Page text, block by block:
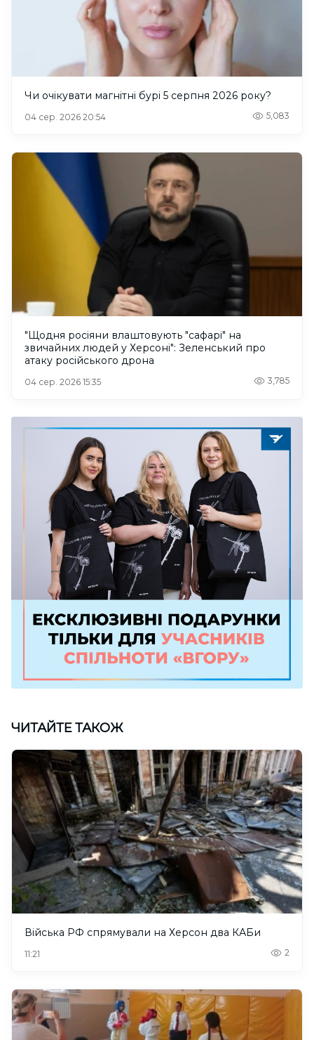
Чи очікувати магнітні бурі 5 серпня 2026 року?
04 сер. 2026 20:54 5,083
"Щодня росіяни влаштовують "сафарі" на
звичайних людей у Херсоні": Зеленський про
атаку російського дрона
04 сер. 2026 15:35 3,785
ЧИТАЙТЕ ТАКОЖ
Війська РФ спрямували на Херсон два КАБи
11:21 2